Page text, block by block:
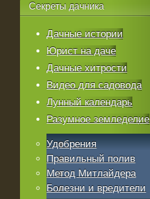
Секреты дачника
Дачные истории
Юрист на даче
Дачные хитрости
Видео для садовода
Лунный календарь
Разумное земледелие
Удобрения
Правильный полив
Метод Митлайдера
Болезни и вредители